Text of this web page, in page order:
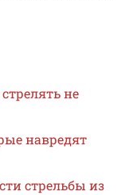
не
навредят
стрельбы из